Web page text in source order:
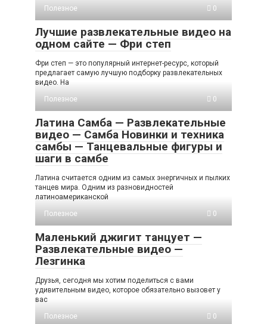
Полезное
0
Лучшие развлекательные видео на
одном сайте — Фри степ
Фри степ — это популярный интернет-ресурс, который
предлагает самую лучшую подборку развлекательных
видео. На
Полезное
0
Латина Самба — Развлекательные
видео — Самба Новинки и техника
самбы — Танцевальные фигуры и
шаги в самбе
Латина считается одним из самых энергичных и пылких
танцев мира. Одним из разновидностей
латиноамериканской
Полезное
0
Маленький джигит танцует —
Развлекательные видео —
Лезгинка
Друзья, сегодня мы хотим поделиться с вами
удивительным видео, которое обязательно вызовет у
вас
Полезное
0